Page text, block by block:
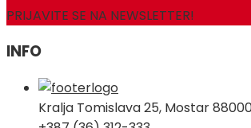
PRIJAVITE SE NA NEWSLETTER!
INFO
Kralja Tomislava 25, Mostar